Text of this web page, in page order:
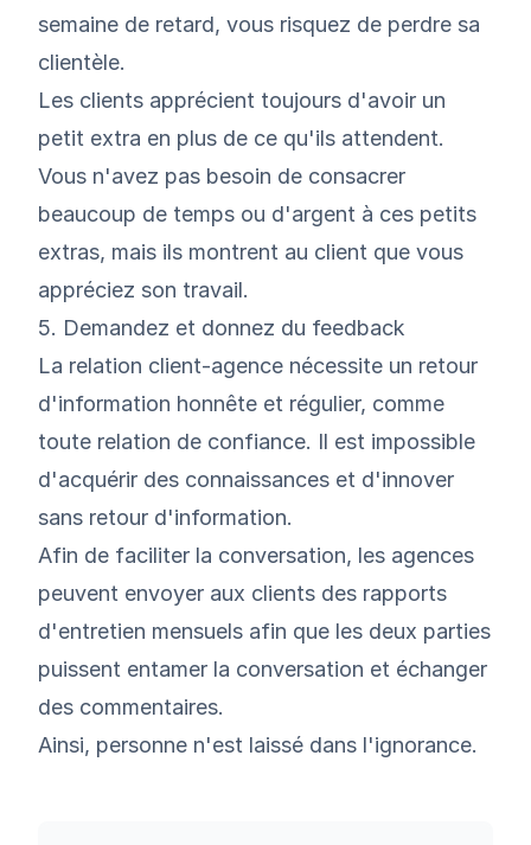
semaine de retard, vous risquez de perdre sa
clientèle.
Les clients apprécient toujours d'avoir un
petit extra en plus de ce qu'ils attendent.
Vous n'avez pas besoin de consacrer
beaucoup de temps ou d'argent à ces petits
extras, mais ils montrent au client que vous
appréciez son travail.
5. Demandez et donnez du feedback
La relation client-agence nécessite un retour
d'information honnête et régulier, comme
toute relation de confiance. Il est impossible
d'acquérir des connaissances et d'innover
sans retour d'information.
Afin de faciliter la conversation, les agences
peuvent envoyer aux clients des rapports
d'entretien mensuels afin que les deux parties
puissent entamer la conversation et échanger
des commentaires.
Ainsi, personne n'est laissé dans l'ignorance.